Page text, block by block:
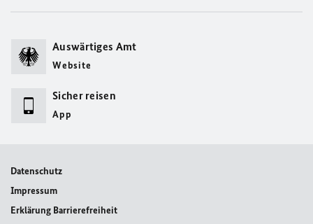
Auswärtiges Amt
Website
Sicher reisen
App
Datenschutz
Impressum
Erklärung Barrierefreiheit